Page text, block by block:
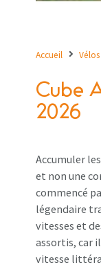
Accueil Vélos
Cube
2026
Accumuler
et non une
commencé
légendaire
vitesses et
assortis, car
vitesse